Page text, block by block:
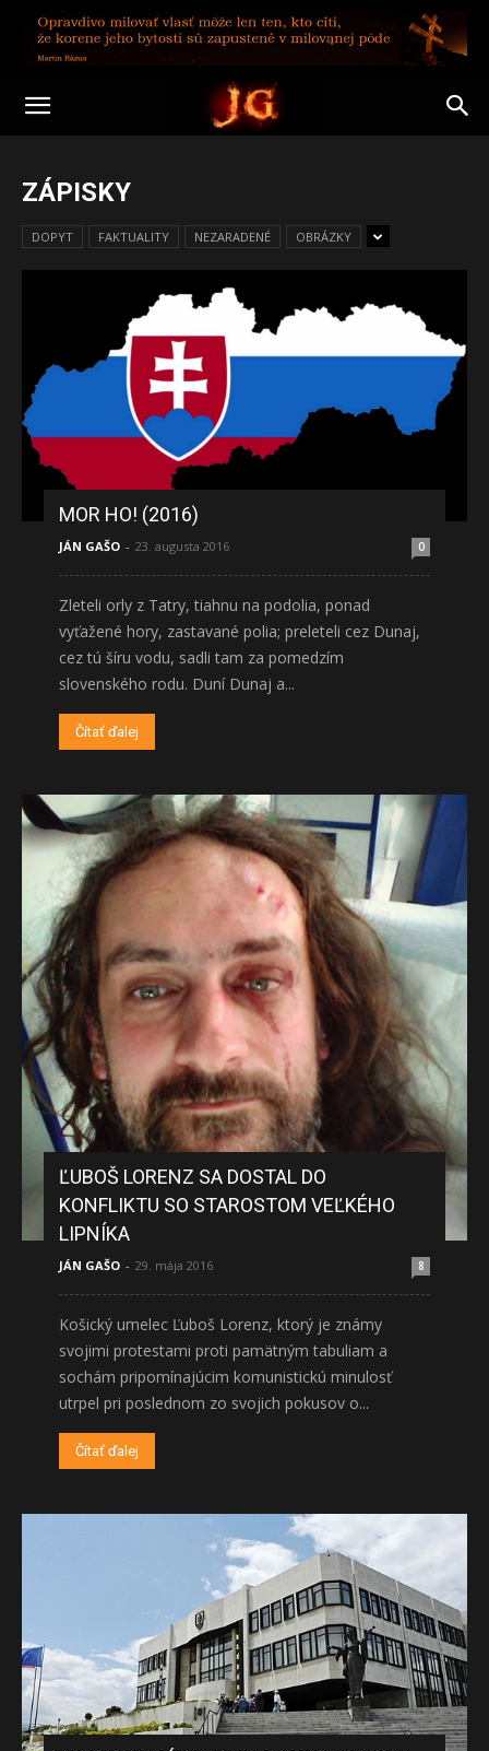
ZÁPISKY
DOPYT FAKTUALITY NEZARADENÉ OBRÁZKY
MOR HO! (2016)
JÁN GAŠO - 23. augusta 2016 0
Zleteli orly z Tatry, tiahnu na podolia, ponad
vyťažené hory, zastavané polia; preleteli cez Dunaj,
cez tú šíru vodu, sadli tam za pomedzím
slovenského rodu. Duní Dunaj a...
Čítať ďalej
ĽUBOŠ LORENZ SA DOSTAL DO
KONFLIKTU SO STAROSTOM VEĽKÉHO
LIPNÍKA
JÁN GAŠO - 29. mája 2016 8
Košický umelec Ľuboš Lorenz, ktorý je známy
svojimi protestami proti pamätným tabuliam a
sochám pripomínajúcim komunistickú minulosť
utrpel pri poslednom zo svojich pokusov o...
Čítať ďalej